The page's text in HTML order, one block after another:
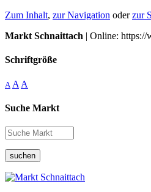
Zum Inhalt, zur Navigation oderzur
Markt Schnaittach | Online: https://
Schriftgröße
A A A
Suche Markt
suchen